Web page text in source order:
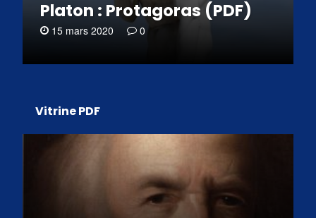
Platon : Protagoras (PDF)
15 mars 2020 0
Vitrine PDF